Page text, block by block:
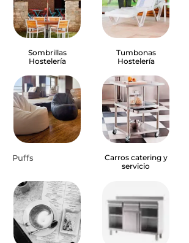
Sombrillas
Hostelería
Tumbonas
Hostelería
Puffs
Carros catering y
servicio